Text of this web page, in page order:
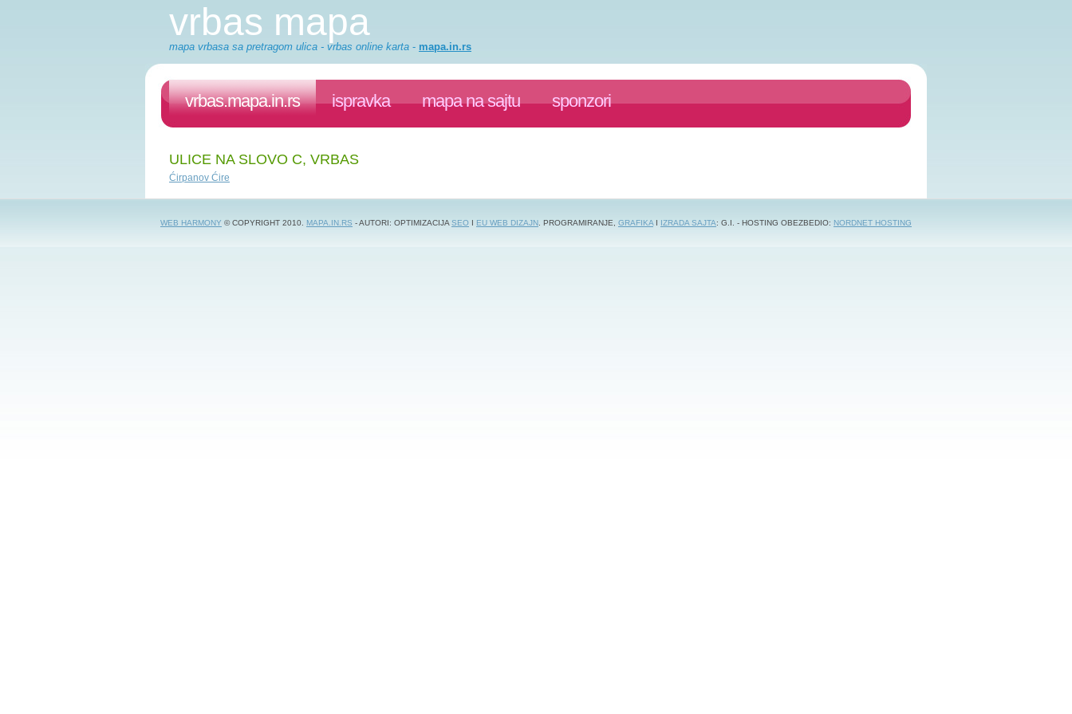
vrbas mapa
mapa vrbasa sa pretragom ulica - vrbas online karta - mapa.in.rs
vrbas.mapa.in.rs ispravka mapa na sajtu sponzori
ULICE NA SLOVO C, VRBAS
Ćirpanov Ćire
WEB HARMONY © COPYRIGHT 2010. MAPA.IN.RS - AUTORI: OPTIMIZACIJA SEO I EU WEB DIZAJN . PROGRAMIRANJE, GRAFIKA I IZRADA SAJTA: G.I. - HOSTING OBEZBEDIO: NORDNET HOSTING